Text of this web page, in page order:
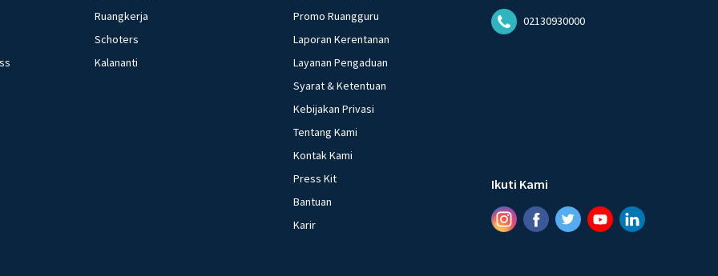
Ruangkerja
Schoters
Kalananti
Promo Ruangguru
Laporan Kerentanan
Layanan Pengaduan
Syarat & Ketentuan
Kebijakan Privasi
Tentang Kami
Kontak Kami
Press Kit
Bantuan
Karir
02130930000
Ikuti Kami